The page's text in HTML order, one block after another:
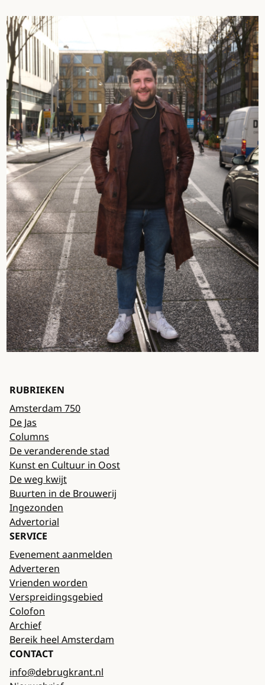
RUBRIEKEN
Amsterdam 750
De Jas
Columns
De veranderende stad
Kunst en Cultuur in Oost
De weg kwijt
Buurten in de Brouwerij
Ingezonden
Advertorial
SERVICE
Evenement aanmelden
Adverteren
Vrienden worden
Verspreidingsgebied
Colofon
Archief
Bereik heel Amsterdam
CONTACT
info@debrugkrant.nl